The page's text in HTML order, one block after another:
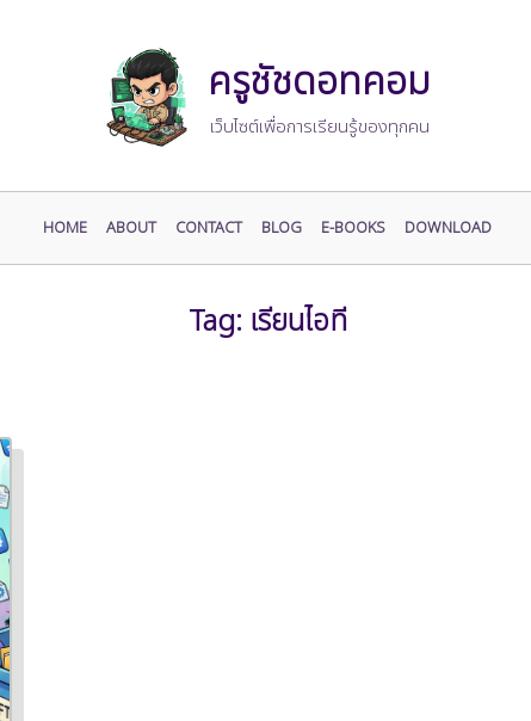
ครูชัชดอทคอม
เว็บไซต์เพื่อการเรียนรู้ของทุกคน
HOME ABOUT CONTACT BLOG E-BOOKS DOWNLOAD
Tag: เรียนไอที